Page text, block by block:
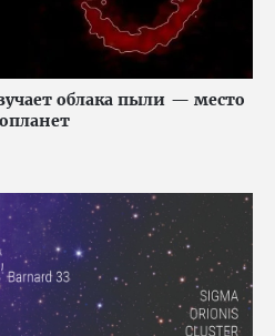
облака пыли — место